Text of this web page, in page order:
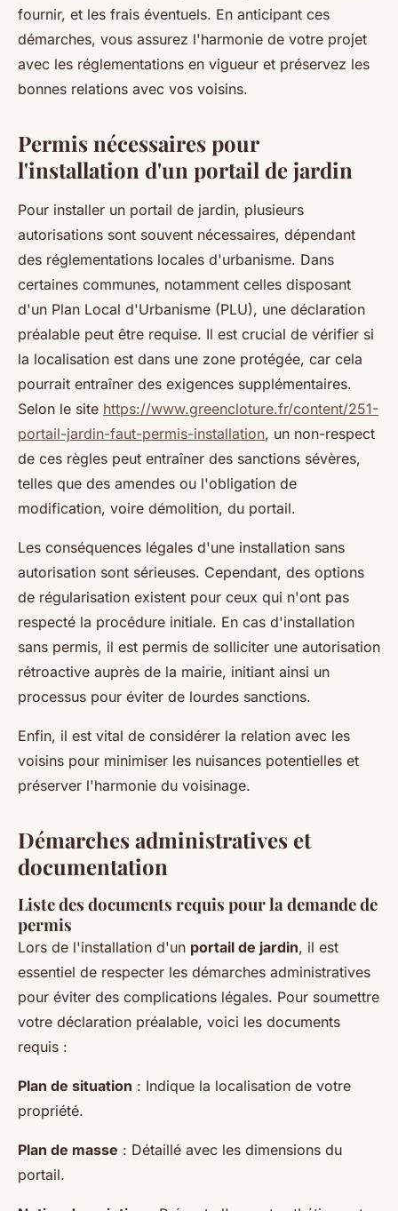
fournir, et les frais éventuels. En anticipant ces
démarches, vous assurez l'harmonie de votre projet
avec les réglementations en vigueur et préservez les
bonnes relations avec vos voisins.
Permis nécessaires pour
l'installation d'un portail de jardin
Pour installer un portail de jardin, plusieurs
autorisations sont souvent nécessaires, dépendant
des réglementations locales d'urbanisme. Dans
certaines communes, notamment celles disposant
d'un Plan Local d'Urbanisme (PLU), une déclaration
préalable peut être requise. Il est crucial de vérifier si
la localisation est dans une zone protégée, car cela
pourrait entraîner des exigences supplémentaires.
Selon le site https://www.greencloture.fr/content/251-
portail-jardin-faut-permis-installation, un non-respect
de ces règles peut entraîner des sanctions sévères,
telles que des amendes ou l'obligation de
modification, voire démolition, du portail.
Les conséquences légales d'une installation sans
autorisation sont sérieuses. Cependant, des options
de régularisation existent pour ceux qui n'ont pas
respecté la procédure initiale. En cas d'installation
sans permis, il est permis de solliciter une autorisation
rétroactive auprès de la mairie, initiant ainsi un
processus pour éviter de lourdes sanctions.
Enfin, il est vital de considérer la relation avec les
voisins pour minimiser les nuisances potentielles et
préserver l'harmonie du voisinage.
Démarches administratives et
documentation
Liste des documents requis pour la demande de
permis
Lors de l'installation d'un portail de jardin, il est
essentiel de respecter les démarches administratives
pour éviter des complications légales. Pour soumettre
votre déclaration préalable, voici les documents
requis :
Plan de situation : Indique la localisation de votre
propriété.
Plan de masse : Détaillé avec les dimensions du
portail.